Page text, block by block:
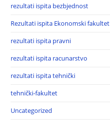
rezultati ispita bezbjednost
Rezultati ispita Ekonomski fakultet
rezultati ispita pravni
rezultati ispita racunarstvo
rezultati ispita tehnički
tehnički-fakultet
Uncategorized